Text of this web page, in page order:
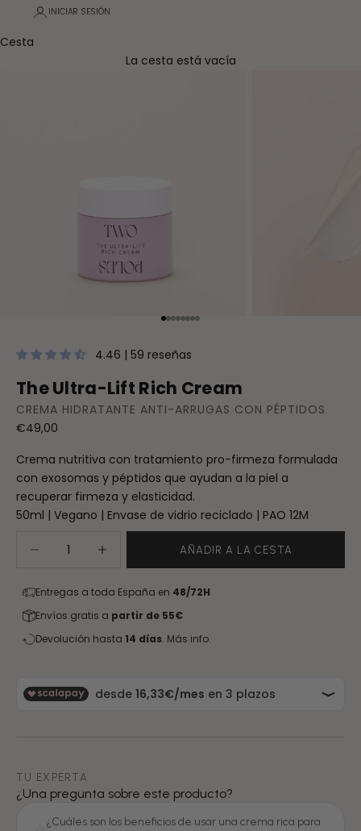
INICIAR SESIÓN
Cesta
La cesta está vacía
Ir al artículo 1
Ir al artículo 2
Ir al artículo 3
Ir al artículo 4
Ir al artículo 5
Ir al artículo 6
Ir al artículo 7
Ir al artículo 8
4.46 | 59 reseñas
The Ultra-Lift Rich Cream
CREMA HIDRATANTE ANTI-ARRUGAS CON PÉPTIDOS
Precio de oferta
€49,00
Crema nutritiva con tratamiento pro-firmeza formulada
con exosomas y péptidos que ayudan a la piel a
recuperar firmeza y elasticidad.
50ml | Vegano | Envase de vidrio reciclado | PAO 12M
Aumentar cantidad
AÑADIR A LA CESTA
Entregas a toda España en 48/72H
Envíos gratis a partir de 55€
Devolución hasta 14 días. Más info.
TU EXPERTA
¿Una pregunta sobre este producto?
¿Cuáles son los beneficios de usar una crema rica para